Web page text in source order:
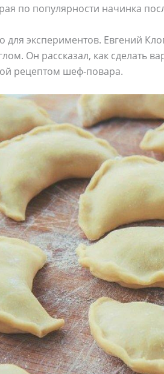
по популярности начинка
для экспериментов. Евгений
Он рассказал, как сделать
рецептом шеф-повара.